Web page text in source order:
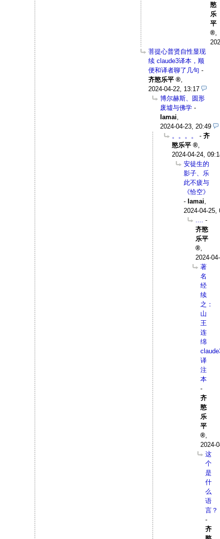
愍
乐
平
菩提心普贤自性显现
续 claude3译本，顺
便和译者聊了几句 -
齐愍乐平
2024-04-22, 13:17
博尔赫斯、圆形
废墟与佛学 -
Iamai
2024-04-23, 20:49
。。。。
-齐
愍乐平
2024-04-24,
安徒生的
影子、乐
此不疲与
《恰空》
- Iamai
2024-04-25,
-
齐愍
乐平
2024-
著
名
经
续
之：
山
王
连
绵
译
注
本
-
齐
愍
乐
平
2024-
这
个
是
什
么
语
言？
-
齐